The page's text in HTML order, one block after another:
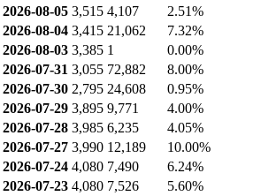
2026-08-05 3,515 4,107
2.51%
2026-08-04 3,415 21,062
7.32%
2026-08-03 3,385 1
0.00%
2026-07-31 3,055 72,882
8.00%
2026-07-30 2,795 24,608
0.95%
2026-07-29 3,895 9,771
4.00%
2026-07-28 3,985 6,235
4.05%
2026-07-27 3,990 12,189
10.00%
2026-07-24 4,080 7,490
6.24%
2026-07-23 4,080 7,526
5.60%